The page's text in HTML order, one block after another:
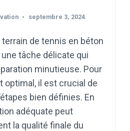
septembre 3, 2024
terrain de tennis en béton
tâche délicate qui
minutieuse. Pour
optimal, il est crucial de
bien définies. En
adéquate peut
la qualité finale du